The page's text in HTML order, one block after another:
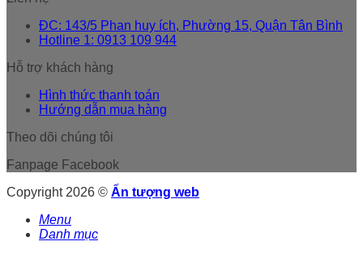
ĐC: 143/5 Phan huy ích, Phường 15, Quận Tân Bình
Hotline 1: 0913 109 944
Hỗ trợ khách hàng
Hình thức thanh toán
Hướng dẫn mua hàng
Theo dõi chúng tôi
Fanpage Facebook
Copyright 2026 © Ấn tượng web
Menu
Danh mục